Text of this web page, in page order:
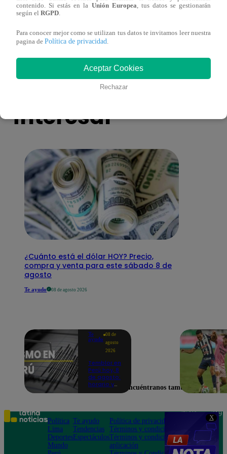
X
más unidas que nunca?
También te puede
interesar
¿Cuánto está el dólar HOY? Precio,
compra y venta para este sábado 8 de
agosto
Te ayudo 08 de agosto 2026
Te
ayudo
08 de
agosto
2026
Temblor en
Perú hoy, 8
de agosto:
horario y
según IGP
contenido. Si estás en la Unión Europea, tus datos se gestionarán
según el RGPD.
Para conocer mejor como se utilizan tus datos te invitamos leer nuestra
pagina de Política de privacidad.
Aceptar Cookies
Rechazar
Encuéntranos también en
Política
Lima
Deportes
Mundo
Te ayudo
Tendencias
Espectáculos
Política de privacidad
Términos y condiciones
Términos y condiciones
aplicación
Teléfono: 219
Av. San
Felipe 968
Jesús María